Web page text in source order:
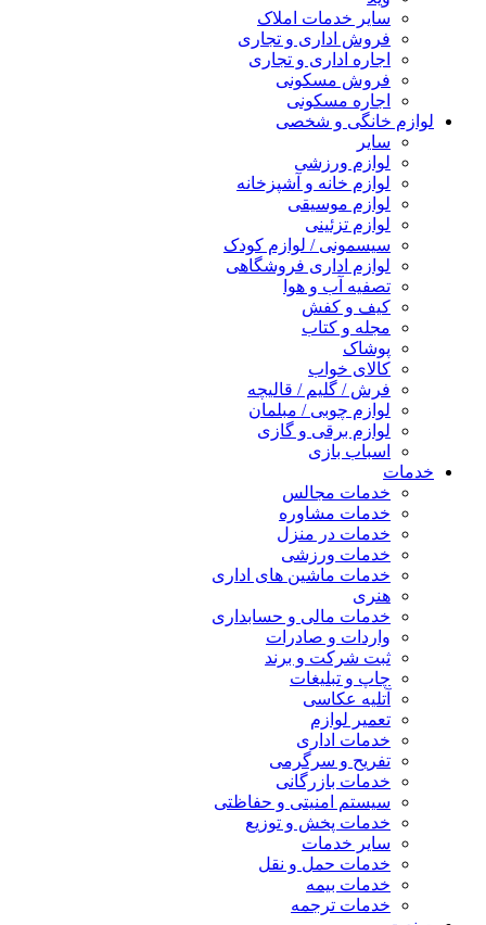
سایر خدمات املاک
فروش اداری و تجاری
اجاره اداری و تجاری
فروش مسکونی
اجاره مسکونی
لوازم خانگی و شخصی
سایر
لوازم ورزشی
لوازم خانه و آشپزخانه
لوازم موسیقی
لوازم تزئینی
سیسمونی / لوازم کودک
لوازم اداری فروشگاهی
تصفیه آب و هوا
کیف و کفش
مجله و کتاب
پوشاک
کالای خواب
فرش / گلیم / قالیچه
لوازم چوبی / مبلمان
لوازم برقی و گازی
اسباب بازی
خدمات
خدمات مجالس
خدمات مشاوره
خدمات در منزل
خدمات ورزشی
خدمات ماشین های اداری
هنری
خدمات مالی و حسابداری
واردات و صادرات
ثبت شرکت و برند
چاپ و تبلیغات
آتلیه عکاسی
تعمیر لوازم
خدمات اداری
تفریح و سرگرمی
خدمات بازرگانی
سیستم امنیتی و حفاظتی
خدمات پخش و توزیع
سایر خدمات
خدمات حمل و نقل
خدمات بیمه
خدمات ترجمه